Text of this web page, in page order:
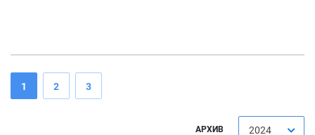
1 2 3
АРХИВ 2024